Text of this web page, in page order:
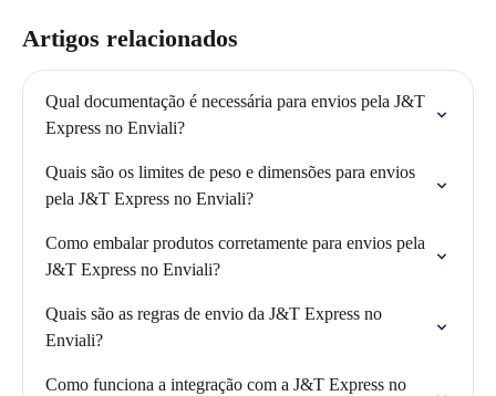
Artigos relacionados
Qual documentação é necessária para envios pela J&T
Express no Enviali?
Quais são os limites de peso e dimensões para envios
pela J&T Express no Enviali?
Como embalar produtos corretamente para envios pela
J&T Express no Enviali?
Quais são as regras de envio da J&T Express no
Enviali?
Como funciona a integração com a J&T Express no